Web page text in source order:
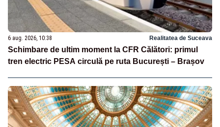
6 aug. 2026, 10:38 Realitatea de Suceava
Schimbare de ultim moment la CFR Călători: primul
tren electric PESA circulă pe ruta București – Brașov